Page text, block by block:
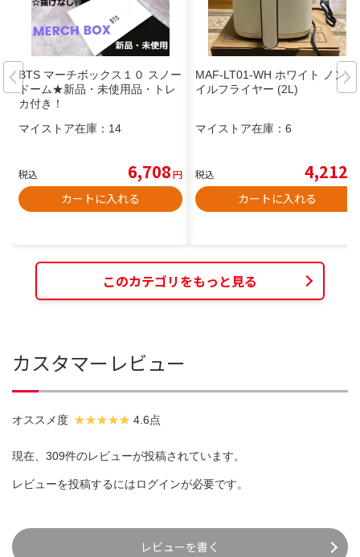
BTS マーチボックス１０ スノー
ドーム★新品・未使用品・トレ
カ付き！
マイストア在庫： 14
税込 6,708円
カートに入れる
MAF-LT01-WH ホワイト ノンオ
イルフライヤー (2L)
マイストア在庫： 6
税込 4,212
カートに入れる
このカテゴリをもっと見る
カスタマーレビュー
オススメ度 4.6点
現在、309件のレビューが投稿されています。
レビューを投稿するにはログインが必要です。
レビューを書く